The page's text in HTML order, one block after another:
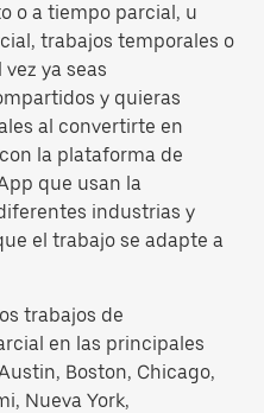
o a tiempo parcial, u
trabajos temporales o
ya seas
y quieras
al convertirte en
la plataforma de
que usan la
industrias y
el trabajo se adapte a
trabajos de
en las principales
Boston, Chicago,
Nueva York,